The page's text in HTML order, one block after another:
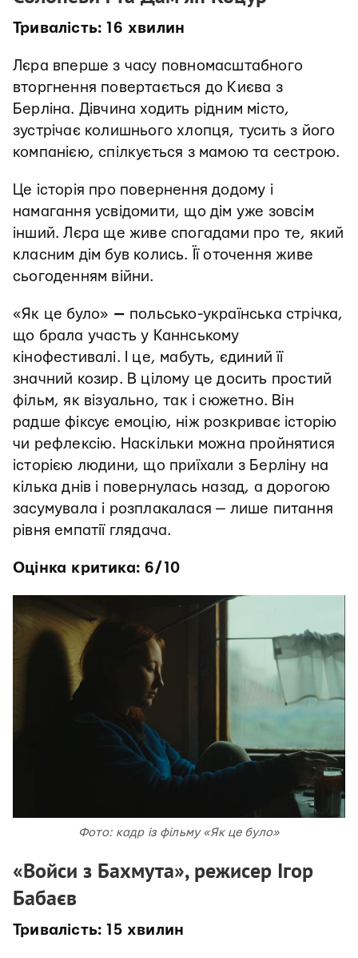
Тривалість: 16 хвилин
Лєра вперше з часу повномасштабного
вторгнення повертається до Києва з
Берліна. Дівчина ходить рідним місто,
зустрічає колишнього хлопця, тусить з його
компанією, спілкується з мамою та сестрою.
Це історія про повернення додому і
намагання усвідомити, що дім уже зовсім
інший. Лєра ще живе спогадами про те, який
класним дім був колись. Її оточення живе
сьогоденням війни.
«Як це було» — польсько-українська стрічка,
що брала участь у Каннському
кінофестивалі. І це, мабуть, єдиний її
значний козир. В цілому це досить простий
фільм, як візуально, так і сюжетно. Він
радше фіксує емоцію, ніж розкриває історію
чи рефлексію. Наскільки можна пройнятися
історією людини, що приїхали з Берліну на
кілька днів і повернулась назад, а дорогою
засумувала і розплакалася — лише питання
рівня емпатії глядача.
Оцінка критика: 6/10
Фото: кадр із фільму «Як це було»
«Войси з Бахмута», режисер Ігор
Бабаєв
Тривалість: 15 хвилин